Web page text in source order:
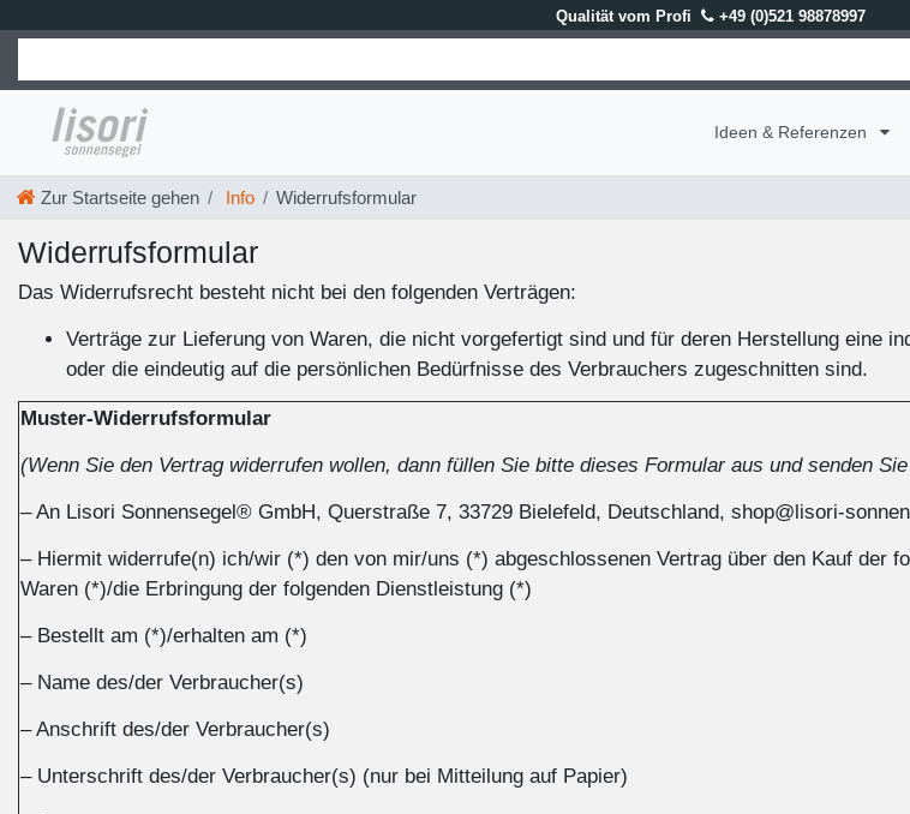
Qualität vom Profi +49 (0)521 98878997
Ideen & Referenzen
Zur Startseite gehen Info Widerrufsformular
Widerrufs­formular
Das Widerrufsrecht besteht nicht bei den folgenden Verträgen:
Verträge zur Lieferung von Waren, die nicht vorgefertigt sind und für deren Herstellung eine
oder die eindeutig auf die persönlichen Bedürfnisse des Verbrauchers zugeschnitten sind.
Muster-Widerrufsformular
(Wenn Sie den Vertrag widerrufen wollen, dann füllen Sie bitte dieses Formular aus und senden
– An Lisori Sonnensegel® GmbH, Querstraße 7, 33729 Bielefeld, Deutschland, shop@lisori-
– Hiermit widerrufe(n) ich/wir (*) den von mir/uns (*) abgeschlossenen Vertrag über den Kauf der
Waren (*)/die Erbringung der folgenden Dienstleistung (*)
– Bestellt am (*)/erhalten am (*)
– Name des/der Verbraucher(s)
– Anschrift des/der Verbraucher(s)
– Unterschrift des/der Verbraucher(s) (nur bei Mitteilung auf Papier)